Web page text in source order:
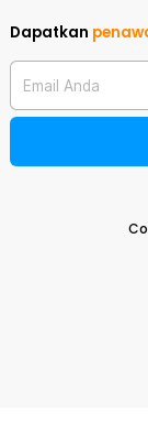
Dapatkan
Email Anda